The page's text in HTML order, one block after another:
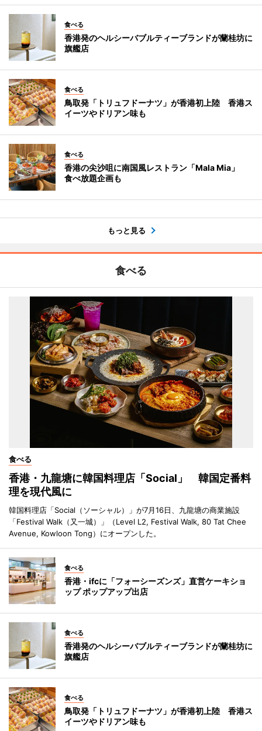
食べる
香港発のヘルシーバブルティーブランドが蘭桂坊に
旗艦店
食べる
鳥取発「トリュフドーナツ」が香港初上陸 香港ス
イーツやドリアン味も
食べる
香港の尖沙咀に南国風レストラン「Mala Mia」
食べ放題企画も
もっと見る
食べる
食べる
香港・九龍塘に韓国料理店「Social」 韓国定番料
理を現代風に
韓国料理店「Social（ソーシャル）」が7月16日、九龍塘の商業施設
「Festival Walk（又一城）」（Level L2, Festival Walk, 80 Tat Chee
Avenue, Kowloon Tong）にオープンした。
食べる
香港・ifcに「フォーシーズンズ」直営ケーキショ
ップ ポップアップ出店
食べる
香港発のヘルシーバブルティーブランドが蘭桂坊に
旗艦店
食べる
鳥取発「トリュフドーナツ」が香港初上陸 香港ス
イーツやドリアン味も